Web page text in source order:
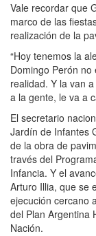
Vale recordar que
marco de las
realización de la
“Hoy tenemos la
Domingo Perón
realidad. Y la van
a la gente, le va a
El secretario
Jardín de Infantes
de la obra de
través del
Infancia. Y el
Arturo Illia, que se
ejecución cercano
del Plan Argentina
Nación.